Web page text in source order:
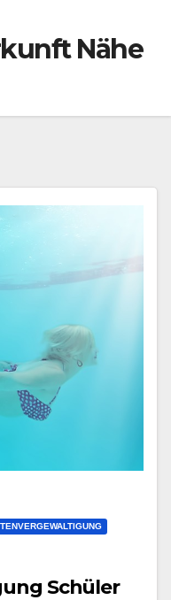
Nähe
Schüler